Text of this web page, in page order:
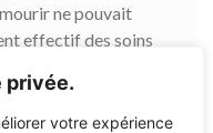
privée.
votre expérience
mourir ne pouvait
effectif des soins
double
du Parlement